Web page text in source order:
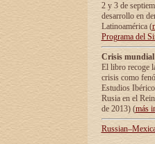
2 y 3 de
desarrollo en
Latinoamérica (
Programa del
Crisis
El libro recoge
crisis como
Estudios
Rusia en el
de 2013) (más